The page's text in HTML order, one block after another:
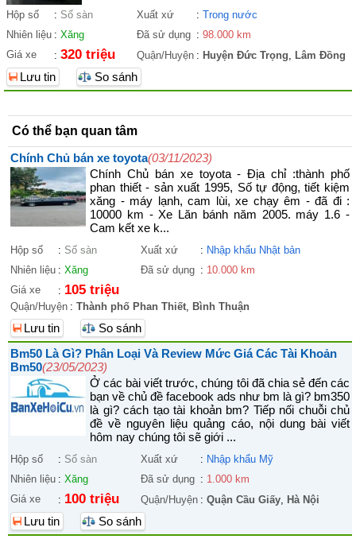
Hộp số : Số sàn Xuất xứ : Trong nước
Nhiên liệu : Xăng Đã sử dụng : 98.000 km
Giá xe
: 320 triệu Quận/Huyện : Huyện Đức Trọng, Lâm Đồng
Lưu tin So sánh
Có thể bạn quan tâm
Chính Chủ bán xe toyota(03/11/2023)
Chính Chủ bán xe toyota - Địa chỉ :thành phố
phan thiết - sản xuất 1995, Số tự động, tiết kiệm
xăng - máy lạnh, cam lùi, xe chạy êm - đã đi :
10000 km - Xe Lăn bánh năm 2005. máy 1.6 -
Cam kết xe k...
Hộp số : Số sàn Xuất xứ : Nhập khẩu Nhật bản
Nhiên liệu : Xăng Đã sử dụng : 10.000 km
Giá xe
: 105 triệu
Quận/Huyện : Thành phố Phan Thiết, Bình Thuận
Lưu tin
So sánh
Bm50 Là Gì? Phân Loại Và Review Mức Giá Các Tài Khoản
Bm50(23/05/2023)
Ở các bài viết trước, chúng tôi đã chia sẻ đến các
bạn về chủ đề facebook ads như bm là gì? bm350
là gì? cách tạo tài khoản bm? Tiếp nối chuỗi chủ
đề về nguyên liệu quảng cáo, nội dung bài viết
hôm nay chúng tôi sẽ giới ...
Hộp số : Số sàn Xuất xứ : Nhập khẩu Mỹ
Nhiên liệu : Xăng Đã sử dụng : 1.000 km
Giá xe
: 100 triệu Quận/Huyện : Quận Cầu Giấy, Hà Nội
Lưu tin
So sánh